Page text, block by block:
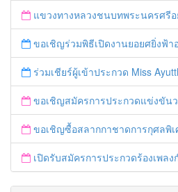
แขวงทางหลวงชนบทพระนครศรีอยุธยา "ร่วมรณรงค์ ขับช้า เปิดไฟหน้า คาดเข็ม
ขอเชิญร่วมพิธีเปิดงานยอยศยิ่งฟ้าอ
ร่วมเชียร์ผู้เข้าประกวด Miss Ayutthaya ในวัน
ขอเชิญสมัครการประกวดแข่งขันวงดนตรี Ayutthaya
ขอเชิญซื้อสลากกาชาดการกุศลพิเศษจังหวัดพระน
เปิดรับสมัครการประกวดร้องเพลงกำนัน